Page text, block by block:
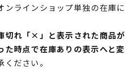
ンラインショップ単独の在庫
切れ「×」と表示された商品
た時点で在庫ありの表示へと
ださい。